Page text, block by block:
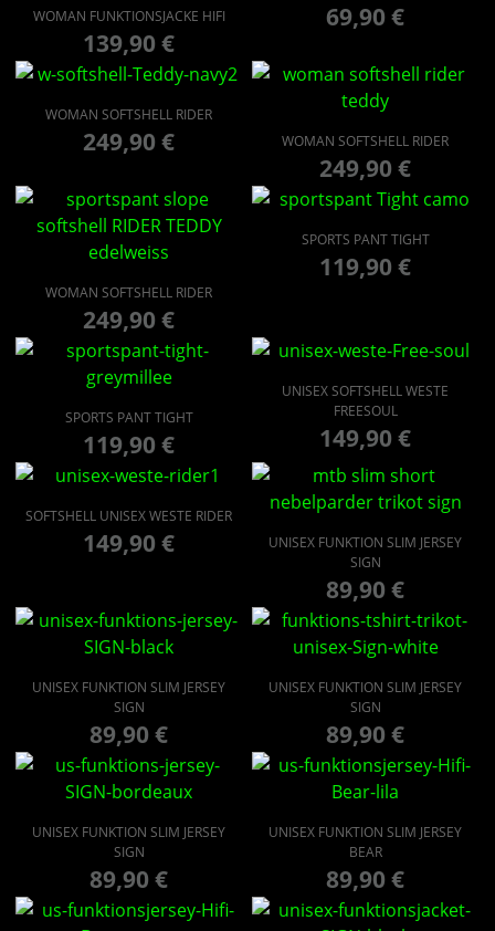
WOMAN FUNKTIONSJACKE HIFI
139,90€
69,90€
WOMAN SOFTSHELL RIDER
249,90€ WOMAN SOFTSHELL RIDER
249,90€
WOMAN SOFTSHELL RIDER
249,90€
SPORTS PANT TIGHT
119,90€
SPORTS PANT TIGHT
119,90€
UNISEX SOFTSHELL WESTE
FREESOUL
149,90€
SOFTSHELL UNISEX WESTE RIDER
149,90€
UNISEX FUNKTION SLIM JERSEY
SIGN
89,90€
UNISEX FUNKTION SLIM JERSEY
SIGN
89,90€
UNISEX FUNKTION SLIM JERSEY
SIGN
89,90€
UNISEX FUNKTION SLIM JERSEY
SIGN
89,90€
UNISEX FUNKTION SLIM JERSEY
BEAR
89,90€